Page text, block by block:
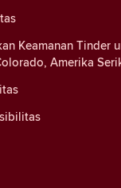
Keamanan Tinder
Amerika